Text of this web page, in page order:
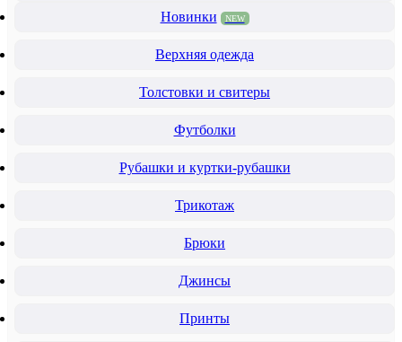
Новинки
NEW
Верхняя одежда
Толстовки и свитеры
Футболки
Рубашки и куртки-рубашки
Трикотаж
Брюки
Джинсы
Принты